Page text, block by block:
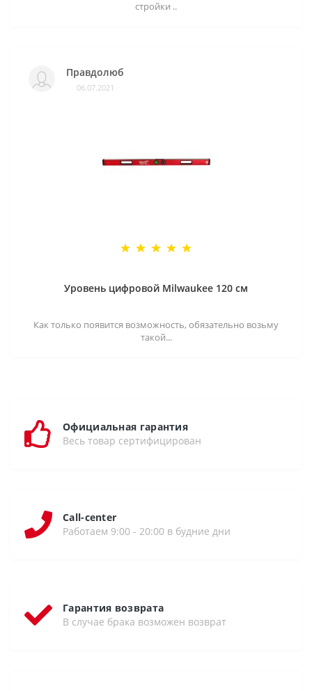
стройки ..
Правдолюб
06.07.2021
Уровень цифровой Milwaukee 120 см
Как только появится возможность, обязательно возьму
такой...
Официальная гарантия
Весь товар сертифицирован
Call-center
Работаем 9:00 - 20:00 в будние дни
Гарантия возврата
В случае брака возможен возврат